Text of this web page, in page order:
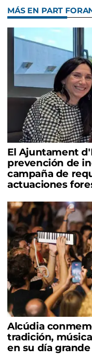
MÁS EN PART
El Ajuntament
prevención de
campaña de
actuaciones
Alcúdia
tradición,
en su día grande